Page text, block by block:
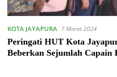
KOTA JAYAPURA 7 Maret 2024
Peringati HUT Kota
Beberkan Sejumlah Capain